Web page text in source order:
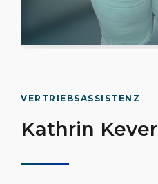
VERTRIEBSASSISTENZ
Kathrin Kever